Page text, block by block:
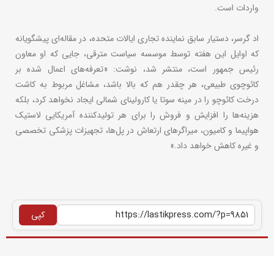
واردات است.
اد گرسر، دستیار سابق نماینده تجاری ایالات متحده، در مقاله‌ای پیشگویانه
که اوایل این هفته توسط موسسه سیاست مترقی، جایی که او معاون
رئیس جمهور است، منتشر شد، نوشت: «تعرفه‌های اعمال شده بر
کائوچوی طبیعی، هر چقدر هم که بالا باشد، مشاغل مربوط به کاشت
درخت کائوچو را در مینه سوتا یا کارولینای شمالی ایجاد نخواهد کرد، بلکه
هزینه‌ها را افزایش و فروش را برای هر تولیدکننده آمریکایی لاستیک
هواپیما و کامیون، میراگرهای ارتعاش در پل‌ها، تجهیزات پزشکی تخصصی
و غیره کاهش خواهد داد.»
کپی